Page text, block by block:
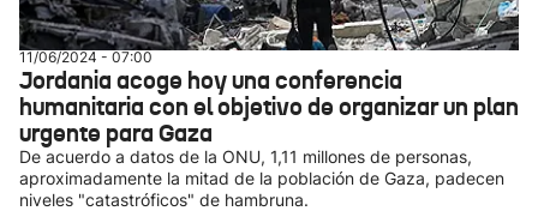
11/06/2024 - 07:00
Jordania acoge hoy una conferencia
humanitaria con el objetivo de organizar un plan
urgente para Gaza
De acuerdo a datos de la ONU, 1,11 millones de personas,
aproximadamente la mitad de la población de Gaza, padecen
niveles "catastróficos" de hambruna.